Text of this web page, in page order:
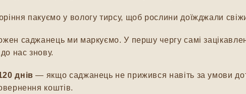
пакуємо у вологу тирсу, щоб рослини доїжджали
саджанець ми маркуємо. У першу чергу самі
нас знову.
днів — якщо саджанець не прижився навіть за умови
коштів.